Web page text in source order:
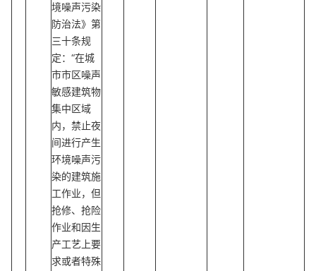
境噪声污染
防治法》第
三十条规
定：“在城
市市区噪声
敏感建筑物
集中区域
内，禁止夜
间进行产生
环境噪声污
染的建筑施
工作业，但
抢修、抢险
作业和因生
产工艺上要
求或者特殊